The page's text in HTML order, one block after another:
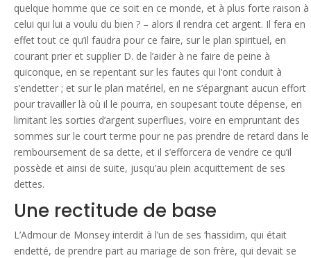
quelque homme que ce soit en ce monde, et à plus forte raison à
celui qui lui a voulu du bien ? – alors il rendra cet argent. Il fera en
effet tout ce qu’il faudra pour ce faire, sur le plan spirituel, en
courant prier et supplier D. de l’aider à ne faire de peine à
quiconque, en se repentant sur les fautes qui l’ont conduit à
s’endetter ; et sur le plan matériel, en ne s’épargnant aucun effort
pour travailler là où il le pourra, en soupesant toute dépense, en
limitant les sorties d’argent superflues, voire en empruntant des
sommes sur le court terme pour ne pas prendre de retard dans le
remboursement de sa dette, et il s’efforcera de vendre ce qu’il
possède et ainsi de suite, jusqu’au plein acquittement de ses
dettes.
Une rectitude de base
L’Admour de Monsey interdit à l’un de ses ‘hassidim, qui était
endetté, de prendre part au mariage de son frère, qui devait se